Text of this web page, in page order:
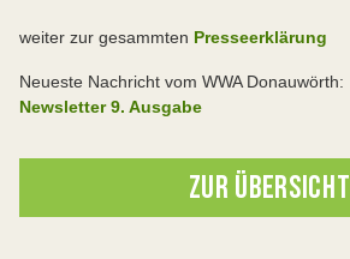
weiter zur gesammten Presseerklärung
Neueste Nachricht vom WWA Donauwörth:
Newsletter 9. Ausgabe
ZUR ÜBERSICHT